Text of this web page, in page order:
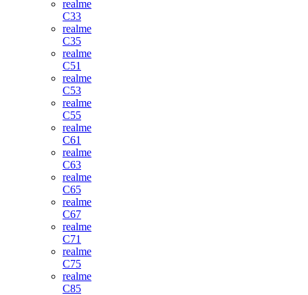
realme
C33
realme
C35
realme
C51
realme
C53
realme
C55
realme
C61
realme
C63
realme
C65
realme
C67
realme
C71
realme
C75
realme
C85